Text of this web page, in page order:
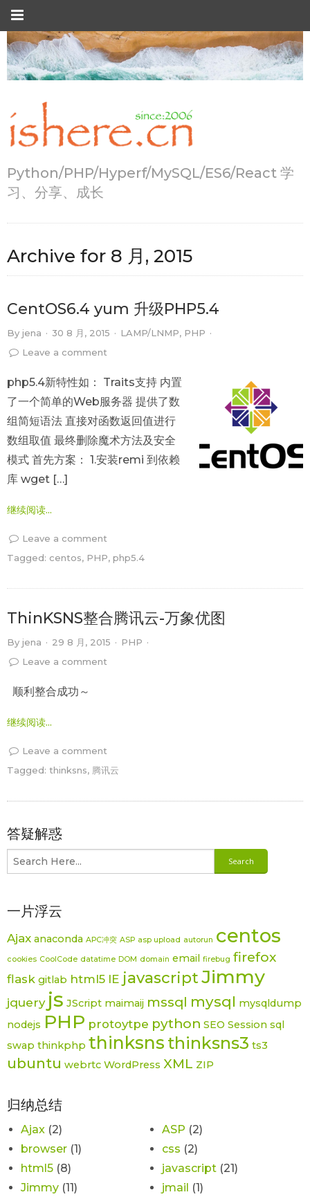
Python/PHP/Hyperf/MySQL/ES6/React 学
习、分享、成长
Archive for 8 月, 2015
CentOS6.4 yum 升级PHP5.4
By jena · 30 8 月, 2015 · LAMP/LNMP, PHP ·
Leave a comment
php5.4新特性如： Traits支持 内置
了一个简单的Web服务器 提供了数
组简短语法 直接对函数返回值进行
数组取值 最终删除魔术方法及安全
模式 首先方案： 1.安装remi 到依赖
库 wget […]
继续阅读...
Leave a comment
Tagged: centos, PHP, php5.4
ThinKSNS整合腾讯云-万象优图
By jena · 29 8 月, 2015 · PHP ·
Leave a comment
顺利整合成功～
继续阅读...
Leave a comment
Tagged: thinksns, 腾讯云
答疑解惑
一片浮云
Ajax anaconda APC冲突 ASP asp upload autorun centos
cookies CoolCode datatime DOM domain email firebug firefox
flask gitlab html5 IE javascriptJimmy
jquery js JScript maimaij mssql mysql mysqldump
nodejs PHP protoytpe python SEO Session sql
swap thinkphp thinksns thinksns3 ts3
ubuntu webrtc WordPress XML ZIP
归纳总结
Ajax (2) ASP (2)
browser (1) css (2)
html5 (8) javascript (21)
Jimmy (11) jmail (1)